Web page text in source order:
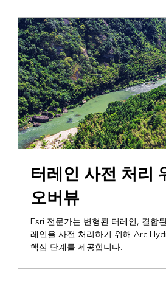
기술 보고서
터레인 사전 처리
오버뷰
Esri 전문가는 변형된 터레인, 결합
레인을 사전 처리하기 위해 Arc
핵심 단계를 제공합니다.